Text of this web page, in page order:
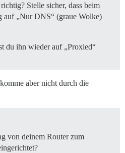
Stelle sicher, dass beim
auf „Nur DNS“ (graue Wolke)
du ihn wieder auf „Proxied“
aber nicht durch die
von deinem Router zum